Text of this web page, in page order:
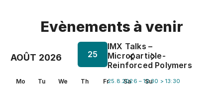
Evènements à venir
AOÛT 2026
Mo Tu We Th Fr Sa Su
25
IMX Talks –
Microparticle-
Reinforced Polymers
25.8.2026 – 12:30 > 13:30